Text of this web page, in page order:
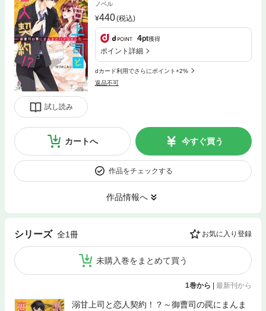
試し読み
ノベル
440(税込)
4pt獲得
ポイント詳細
dカード利用でさらにポイント+2%
返品不可
カートへ 今すぐ買う
作品をチェックする
作品情報へ
シリーズ 全1冊 お気に入り登録
未購入巻をまとめて買う
1巻から | 最新刊から
溺甘上司と恋人契約！？～御曹司の罠にまんま